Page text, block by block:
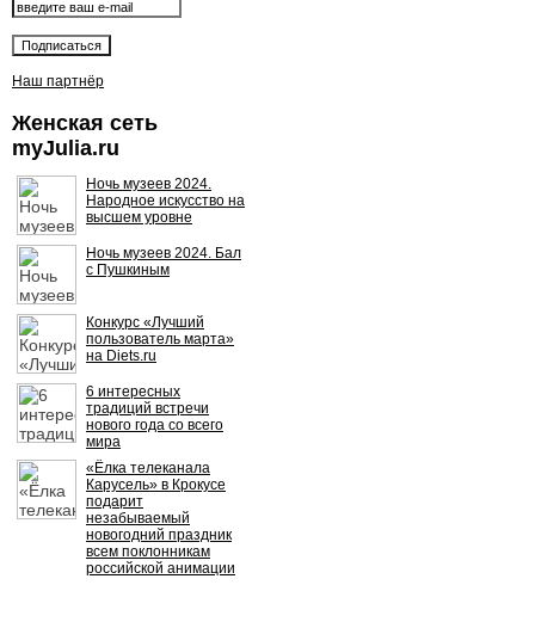
Наш партнёр
Женская сеть
myJulia.ru
Ночь музеев 2024.
Народное искусство на
высшем уровне
Ночь музеев 2024. Бал
с Пушкиным
Конкурс «Лучший
пользователь марта»
на Diets.ru
6 интересных
традиций встречи
нового года со всего
мира
«Ёлка телеканала
Карусель» в Крокусе
подарит
незабываемый
новогодний праздник
всем поклонникам
российской анимации